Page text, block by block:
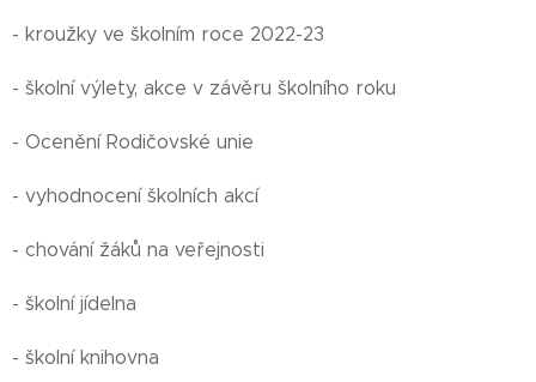
- kroužky ve školním roce 2022-23
- školní výlety, akce v závěru školního roku
- Ocenění Rodičovské unie
- vyhodnocení školních akcí
- chování žáků na veřejnosti
- školní jídelna
- školní knihovna